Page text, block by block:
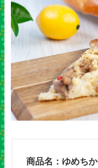
商品名：ゆめち